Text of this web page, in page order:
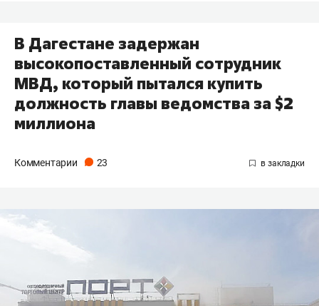
В Дагестане задержан
высокопоставленный сотрудник
МВД, который пытался купить
должность главы ведомства за $2
миллиона
Комментарии 23